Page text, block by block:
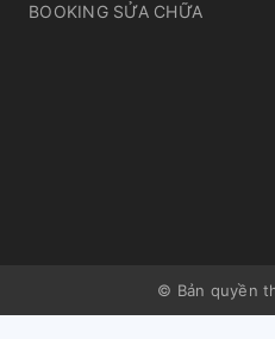
BOOKING SỬA CHỮA
© Bản quyền